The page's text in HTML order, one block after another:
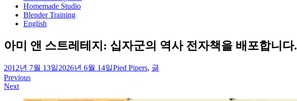
Homemade Studio
Blender Training
English
아미 앤 스트레테지: 십자군의 역사 전자책을 배포합니다.
irene
2012년 7월 13일2026년 6월 14일Pied Pipers, 글
글
Previous
Next